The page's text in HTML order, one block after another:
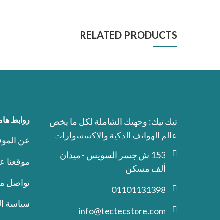
RELATED PRODUCTS
تيك تيك: وجهتك الشاملة لكل ما يخص
عالم الهواتف الذكية والاكسسوارات
153 ش جسر السويس - ميدان
ألف مسكن
01101131398
info@tectecstore.com
روابط
عن
موقعنا
تواصل
سياسة